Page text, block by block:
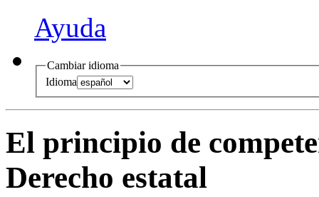
Ayuda
Cambiar idioma
Idioma
El principio de
Derecho estatal